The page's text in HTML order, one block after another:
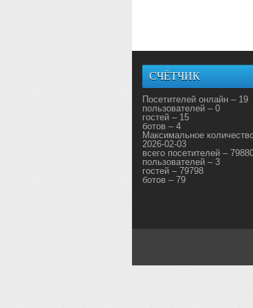
СЧЁТЧИК
Посетителей онлайн – 19
пользователей – 0
гостей – 15
ботов – 4
Максимальное
2026-02-03
всего посетителей –
пользователей – 3
гостей – 79798
ботов – 79